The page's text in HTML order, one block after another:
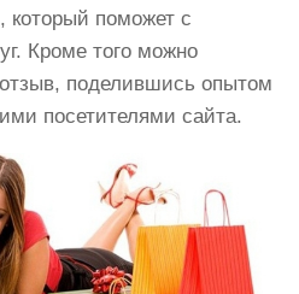
поможет с
Кроме того можно
поделившись опытом
посетителями сайта.